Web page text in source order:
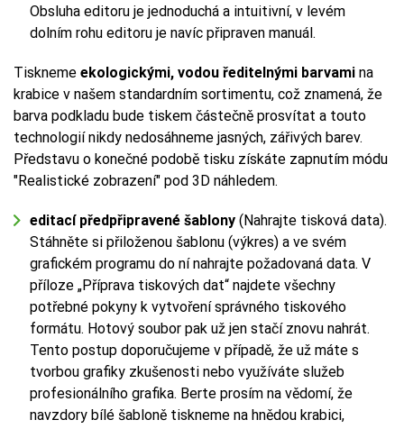
Obsluha editoru je jednoduchá a intuitivní, v levém
dolním rohu editoru je navíc připraven manuál.
Tiskneme ekologickými, vodou ředitelnými barvami na
krabice v našem standardním sortimentu, což znamená, že
barva podkladu bude tiskem částečně prosvítat a touto
technologií nikdy nedosáhneme jasných, zářivých barev.
Představu o konečné podobě tisku získáte zapnutím módu
"Realistické zobrazení" pod 3D náhledem.
editací předpřipravené šablony (Nahrajte tisková data).
Stáhněte si přiloženou šablonu (výkres) a ve svém
grafickém programu do ní nahrajte požadovaná data. V
příloze „Příprava tiskových dat“ najdete všechny
potřebné pokyny k vytvoření správného tiskového
formátu. Hotový soubor pak už jen stačí znovu nahrát.
Tento postup doporučujeme v případě, že už máte s
tvorbou grafiky zkušenosti nebo využíváte služeb
profesionálního grafika. Berte prosím na vědomí, že
navzdory bílé šabloně tiskneme na hnědou krabici,